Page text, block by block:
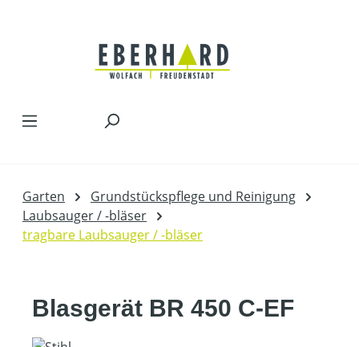
Garten
Grundstückspflege und Reinigung
Laubsauger / -bläser
tragbare Laubsauger / -bläser
Blasgerät BR 450 C-EF